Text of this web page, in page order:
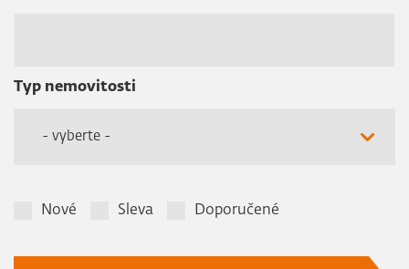
Typ nemovitosti
- vyberte -
Nové Sleva Doporučené